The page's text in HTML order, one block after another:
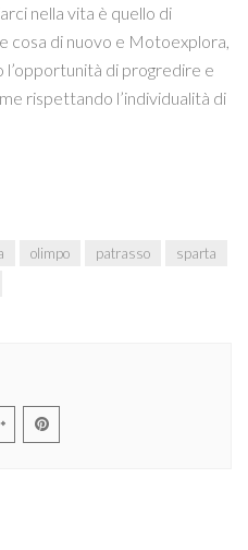
nella vita è quello di
cosa di nuovo e Motoexplora,
l’opportunità di progredire e
rispettando l’individualità di
olimpo patrasso
sparta